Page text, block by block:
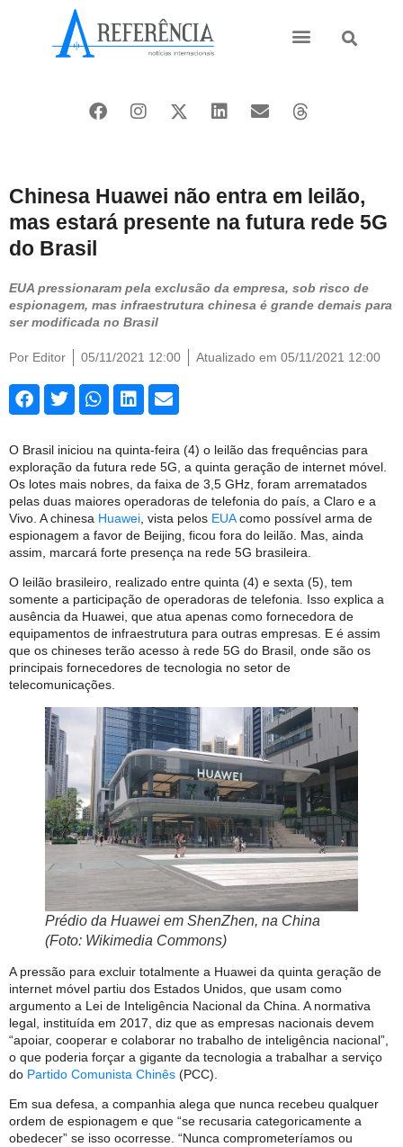
Chinesa Huawei não entra em leilão,
mas estará presente na futura rede 5G
do Brasil
EUA pressionaram pela exclusão da empresa, sob risco de
espionagem, mas infraestrutura chinesa é grande demais para
ser modificada no Brasil
Por Editor 05/11/2021 12:00 Atualizado em 05/11/2021 12:00
O Brasil iniciou na quinta-feira (4) o leilão das frequências para
exploração da futura rede 5G, a quinta geração de internet móvel.
Os lotes mais nobres, da faixa de 3,5 GHz, foram arrematados
pelas duas maiores operadoras de telefonia do país, a Claro e a
Vivo. A chinesa Huawei , vista pelos EUAcomo possível arma de
espionagem a favor de Beijing, ficou fora do leilão. Mas, ainda
assim, marcará forte presença na rede 5G brasileira.
O leilão brasileiro, realizado entre quinta (4) e sexta (5), tem
somente a participação de operadoras de telefonia. Isso explica a
ausência da Huawei, que atua apenas como fornecedora de
equipamentos de infraestrutura para outras empresas. E é assim
que os chineses terão acesso à rede 5G do Brasil, onde são os
principais fornecedores de tecnologia no setor de
telecomunicações.
Prédio da Huawei em ShenZhen, na China
(Foto: Wikimedia Commons)
A pressão para excluir totalmente a Huawei da quinta geração de
internet móvel partiu dos Estados Unidos, que usam como
argumento a Lei de Inteligência Nacional da China. A normativa
legal, instituída em 2017, diz que as empresas nacionais devem
“apoiar, cooperar e colaborar no trabalho de inteligência nacional”,
o que poderia forçar a gigante da tecnologia a trabalhar a serviço
do Partido Comunista Chinês (PCC).
Em sua defesa, a companhia alega que nunca recebeu qualquer
ordem de espionagem e que “se recusaria categoricamente a
obedecer” se isso ocorresse. “Nunca comprometeríamos ou